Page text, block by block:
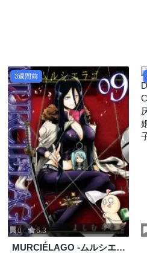
3週間前
0 6.3
MURCIÉLAGO -ムルシエラ